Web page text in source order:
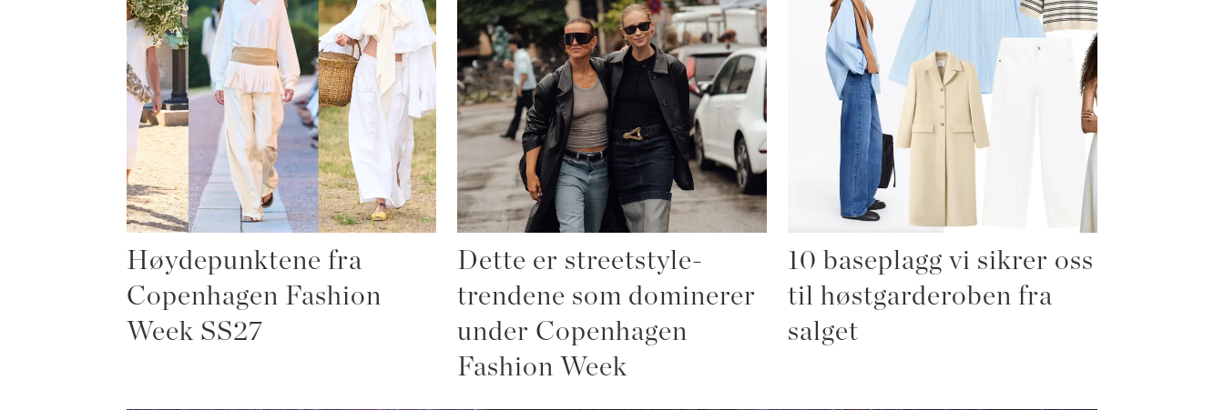
Høydepunktene fra
Copenhagen Fashion
Week SS27
Dette er streetstyle-
trendene som dominerer
under Copenhagen
Fashion Week
10 baseplagg vi sikrer oss
til høstgarderoben fra
salget